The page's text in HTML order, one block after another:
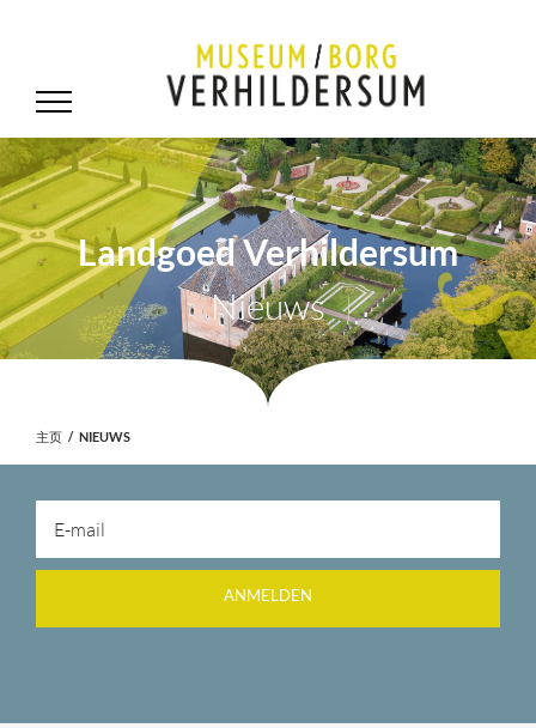
Landgoed Verhildersum
Nieuws
主页 NIEUWS
ANMELDEN